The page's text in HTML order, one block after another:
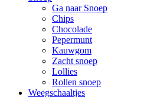
Ga naar Snoep
Chips
Chocolade
Pepermunt
Kauwgom
Zacht snoep
Lollies
Rollen snoep
Weegschaaltjes